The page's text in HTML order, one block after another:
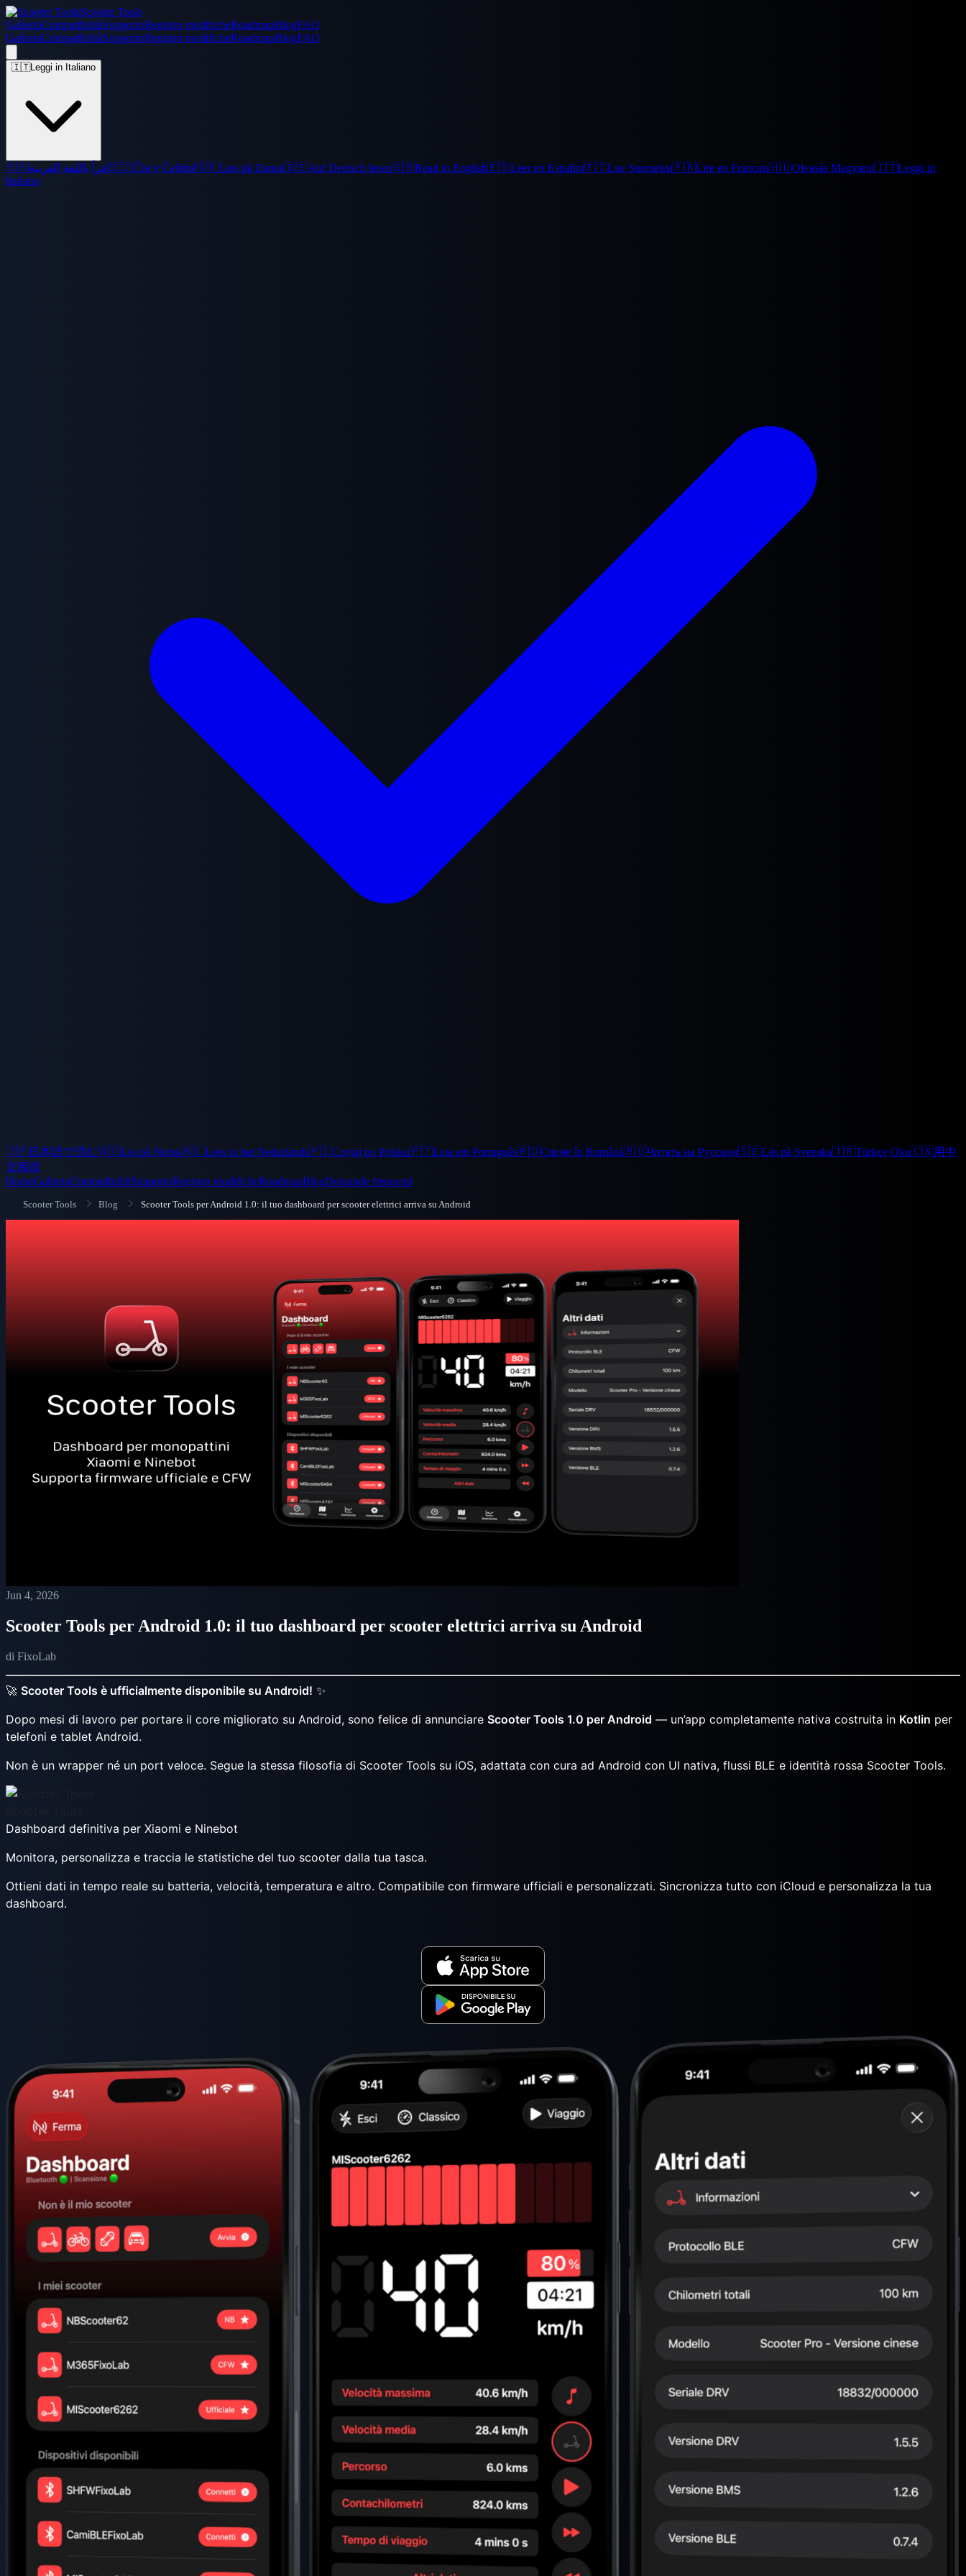
Scooter Tools
GalleriaCompatibilitàSupportoRegistro modificheRoadmapBlogFAQ
GalleriaCompatibilitàSupportoRegistro modificheRoadmapBlogFAQ
🇮🇹Leggi in Italiano
🇸🇦اقرأ باللغة العربية 🇨🇿Číst v Češtině🇩🇰Læs på Dansk🇩🇪Auf Deutsch lesen🇬🇧Read in English🇪🇸Leer en Español🇫🇮Lue Suomeksi🇫🇷Lire en Français🇭🇺Olvasás Magyarul🇮🇹Leggi in
Italiano
🇯🇵日本語で読む🇳🇴Les på Norsk🇳🇱Lees in het Nederlands🇵🇱Czytaj po Polsku🇵🇹Leia em Português🇷🇴Citește în Română🇷🇺Читать на Русском🇸🇪Läs på Svenska🇹🇷Türkçe Oku🇨🇳用中
文阅读
HomeGalleriaCompatibilitàSupportoRegistro modificheRoadmapBlogDomande frequenti
Scooter Tools Blog Scooter Tools per Android 1.0: il tuo dashboard per scooter elettrici arriva su Android
Jun 4, 2026
Scooter Tools per Android 1.0: il tuo dashboard per scooter elettrici arriva su Android
di FixoLab
🚀 Scooter Tools è ufficialmente disponibile su Android! ✨
Dopo mesi di lavoro per portare il core migliorato su Android, sono felice di annunciare Scooter Tools 1.0 per Android — un’app completamente nativa costruita in Kotlin per
telefoni e tablet Android.
Non è un wrapper né un port veloce. Segue la stessa filosofia di Scooter Tools su iOS, adattata con cura ad Android con UI nativa, flussi BLE e identità rossa Scooter Tools.
Dashboard definitiva per Xiaomi e Ninebot
Monitora, personalizza e traccia le statistiche del tuo scooter dalla tua tasca.
Ottieni dati in tempo reale su batteria, velocità, temperatura e altro. Compatibile con firmware ufficiali e personalizzati. Sincronizza tutto con iCloud e personalizza la tua
dashboard.